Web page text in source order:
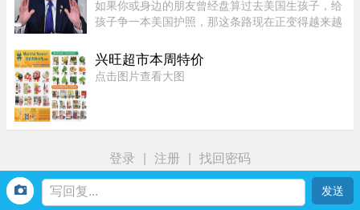
如果你或身边的朋友曾经盘算过去美国生孩子，给
孩子争一本美国护照，那这条路现在正变得越来越
室签署新行政令，再一次向"生育旅游"开刀。"他们
把出生公民权变成了一个 ...
兴旺超市本周特价
点击图片查看大图
登录 | 注册 | 找回密码
首页 生活